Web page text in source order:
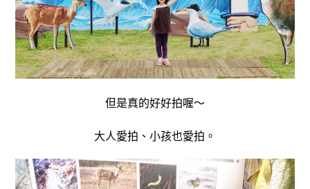
但是真的好好拍喔～
大人愛拍、小孩也愛拍。